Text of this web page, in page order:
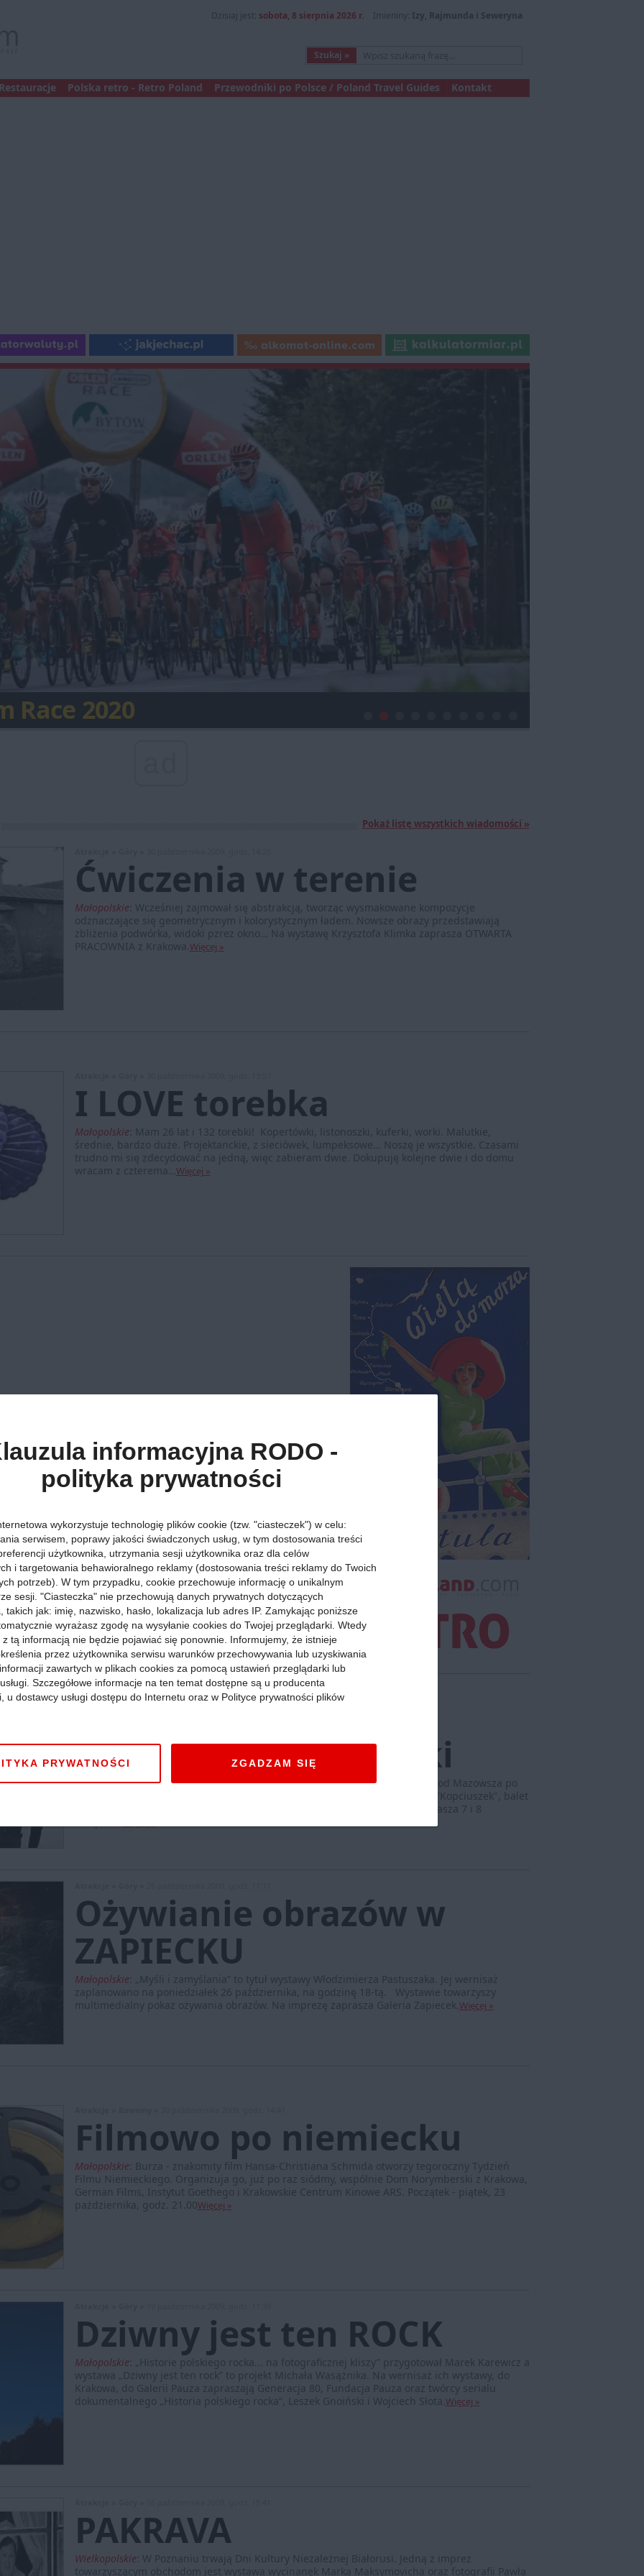
Dzisiaj jest: sobota, 8 sierpnia 2026 r. Imieniny: Izy, Rajmunda i Seweryna
Restauracje Polska retro - Retro Poland Przewodniki po Polsce / Poland Travel Guides Kontakt
będzie w Polsce
Race 2020
Turystyczne 2019
w Zabrzu
rowerze lub rolkach
z nową trasą
Planetarium Śląskiego
roku w Rybniku
Pokaż listę wszystkich wiadomości »
Ćwiczenia w terenie
Małopolskie Wcześniej zajmował się abstrakcją, tworząc wysmakowane kompozycje
odznaczające się geometrycznym i kolorystycznym ładem. Nowsze obrazy przedstawiają
zbliżenia podwórka, widoki pzrez okno… Na wystawę Krzysztofa Klimka zaprasza OTWARTA
PRACOWNIA z Krakowa. Więcej »
I LOVE torebka
Małopolskie Mam 26 lat i 132 torebki! Kopertówki, listonoszki, kuferki, worki. Malutkie,
średnie, bardzo duże. Projektanckie, z sieciówek, lumpeksowe… Noszę je wszystkie. Czasami
trudno mi się zdecydować na jedną, więc zabieram dwie. Dokupuję kolejne dwie i do domu
wracam z czterema… Więcej »
Atrakcje » Morze »30 października 2009, godz. 13:23
KOPCIUSZEK już
przymierza pantofelki
Kujawsko-Pomorskie :Droga artystyczna Iwony Runowskiej – Badurek wiodła od Mazowsza po
Broadway. Teraz w Bydgoszczy pracuje nad pierwszą premierą. Będzie nią "Kopciuszek", balet
Sergiusza Prokofiewa. Miłośników tańca, w różnym wieku, Opera Nova zaprasza 7 i 8
Ożywianie obrazów w
ZAPIECKU
Małopolskie „Myśli i zamyślania” to tytuł wystawy Włodzimierza Pastuszaka. Jej wernisaż
zaplanowano na poniedziałek 26 października, na godzinę 18-tą. Wystawie towarzyszy
multimedialny pokaz ożywania obrazów. Na imprezę zaprasza Galeria Zapiecek. Więcej »
Filmowo po niemiecku
Małopolskie Burza - znakomity film Hansa-Christiana Schmida otworzy tegoroczny Tydzień
Filmu Niemieckiego. Organizuja go, już po raz siódmy, wspólnie Dom Norymberski z Krakowa,
German Films, Instytut Goethego i Krakowskie Centrum Kinowe ARS. Początek - piątek, 23
pażdziernika, godz. 21.00Więcej »
Dziwny jest ten ROCK
Małopolskie „Historie polskiego rocka... na fotograficznej kliszy” przygotował Marek Karewicz a
wystawa „Dziwny jest ten rock” to projekt Michała Wasążnika. Na wernisaż ich wystawy, do
Krakowa, do Galerii Pauza zapraszają Generacja 80, Fundacja Pauza oraz twórcy serialu
dokumentalnego „Historia polskiego rocka”, Leszek Gnoiński i Wojciech Słota. Więcej »
PAKRAVA
Wielkopolskie W Poznaniu trwają Dni Kultury Niezależnej Białorusi. Jedną z imprez
towarzyszącym obchodom jest wystawa wycinanek Marka Maksymovicha oraz fotografii Pawła
informacyjna RODO -
polityka prywatności
wykorzystuje technologię plików cookie (tzw. "ciasteczek") w celu:
serwisem, poprawy jakości świadczonych usług, w tym dostosowania treści
użytkownika, utrzymania sesji użytkownika oraz dla celów
i targetowania behawioralnego reklamy (dostosowania treści reklamy do Twoich
potrzeb). W tym przypadku, cookie przechowuje informację o unikalnym
sesji. "Ciasteczka" nie przechowują danych prywatnych dotyczących
takich jak: imię, nazwisko, hasło, lokalizacja lub adres IP. Zamykając poniższe
wyrażasz zgodę na wysyłanie cookies do Twojej przeglądarki. Wtedy
tą informacją nie będzie pojawiać się ponownie. Informujemy, że istnieje
przez użytkownika serwisu warunków przechowywania lub uzyskiwania
zawartych w plikach cookies za pomocą ustawień przeglądarki lub
Szczegółowe informacje na ten temat dostępne są u producenta
u dostawcy usługi dostępu do Internetu oraz w Polityce prywatności plików
PRYWATNOŚCI ZGADZAM SIĘ